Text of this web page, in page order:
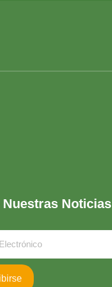
Nuestras Noticias